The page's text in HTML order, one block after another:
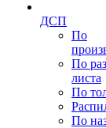
ДСП
По
По
листа
По
По